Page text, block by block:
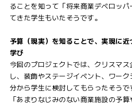
ることを知って「将来商業デベロッ
てきた学生もいたそうです。
予算（現実）を知ることで、実現に
学び
今回のプロジェクトでは、クリスマ
し、装飾やステージイベント、ワー
分から学生に検討してもらったそうで
「あまりなじみのない商業施設の予